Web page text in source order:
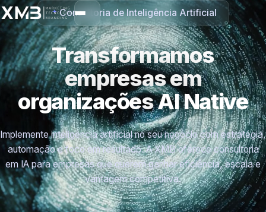
Consultoria de Inteligência Artificial
Transformamos
empresas em
organizaçõesAI Native
Implemente inteligência artificial no seu negócio com estratégia,
automação e foco em resultado. A XMB oferece consultoria
em IA para empresas que querem ganhar eficiência, escala e
vantagem competitiva.